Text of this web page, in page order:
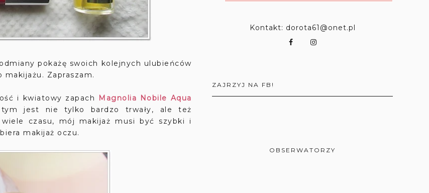
pokażę swoich kolejnych ulubieńców
Zapraszam.
i kwiatowy zapach
Magnolia Nobile Aqua
jest nie tylko bardzo trwały, ale też
czasu, mój makijaż musi być szybki i
makijaż oczu.
Kontakt: dorota61@onet.pl
ZAJRZYJ NA FB!
OBSERWATORZY